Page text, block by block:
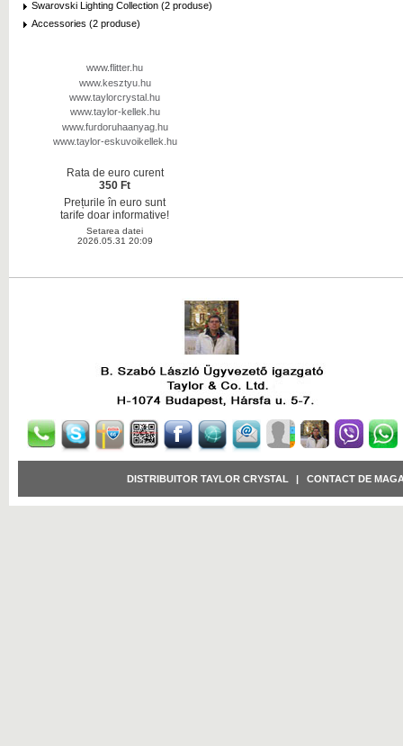
Swarovski Lighting Collection (2 produse)
Accessories (2 produse)
www.flitter.hu
www.kesztyu.hu
www.taylorcrystal.hu
www.taylor-kellek.hu
www.furdoruhaanyag.hu
www.taylor-eskuvoikellek.hu
Rata de euro curent
350 Ft
Prețurile în euro sunt
tarife doar informative!
Setarea datei
2026.05.31 20:09
DISTRIBUITOR TAYLOR CRYSTAL CONTACT DE